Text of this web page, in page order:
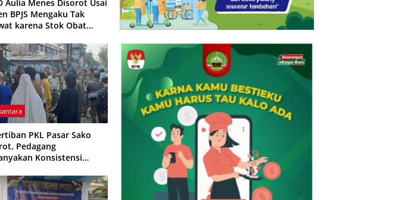
Aulia Menes Disorot Usai
BPJS Mengaku Tak
karena Stok Obat
PKL Pasar Sako
Pedagang
Konsistensi